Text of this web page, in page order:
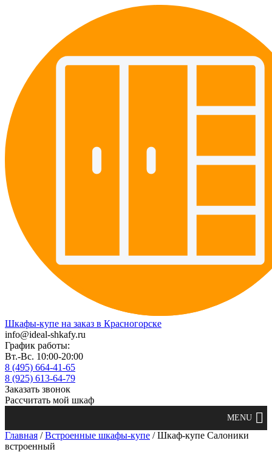
Шкафы-купе на заказ в Красногорске
info@ideal-shkafy.ru
График работы:
Вт.-Вс. 10:00-20:00
8 (495) 664-41-65
8 (925) 613-64-79
Заказать звонок
Рассчитать мой шкаф
Главная /Встроенные шкафы-купе / Шкаф-купе Салоники
встроенный